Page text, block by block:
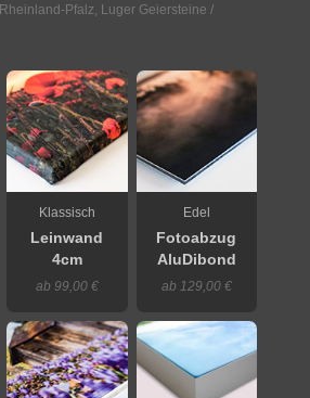
Rheinland-Pfalz, Luger Geiersteine /
Klassisch
Leinwand
4cm
ab 99,00 €
Edel
Fotoabzug
AluDibond
ab 129,00 €